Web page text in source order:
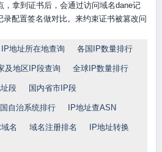
，拿到证书后，会通过访问域名dane记
录配置签名做对比。来约束证书被篡改问
IP地址所在地查询 各国IP数量排行
及地区IP段查询 全球IP数量排行
段 国内省市IP段
自治系统排行 IP地址查ASN
名 域名注册排名 IP地址转换